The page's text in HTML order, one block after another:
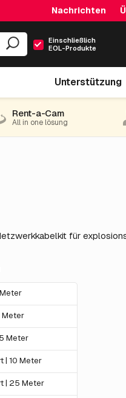
Nachrichten
Einschließlich
EOL-Produkte
Unterstützung
Rent-a-Cam
All in one lösung
für
Meter
Meter
| 10 Meter
| 25 Meter